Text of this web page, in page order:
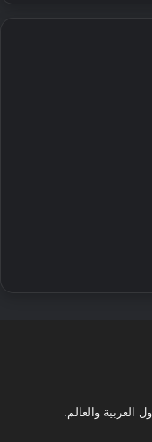
العربية والعالم.